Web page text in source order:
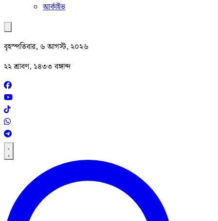
আর্কাইভ
বৃহস্পতিবার, ৬ আগস্ট, ২০২৬
২২ শ্রাবণ, ১৪৩৩ বঙ্গাব্দ